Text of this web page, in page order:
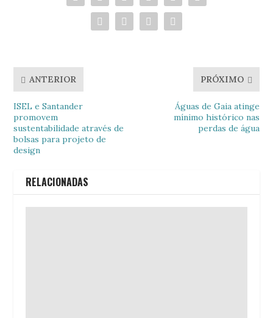
ANTERIOR
ISEL e Santander
promovem
sustentabilidade através de
bolsas para projeto de
design
PRÓXIMO
Águas de Gaia atinge
mínimo histórico nas
perdas de água
RELACIONADAS